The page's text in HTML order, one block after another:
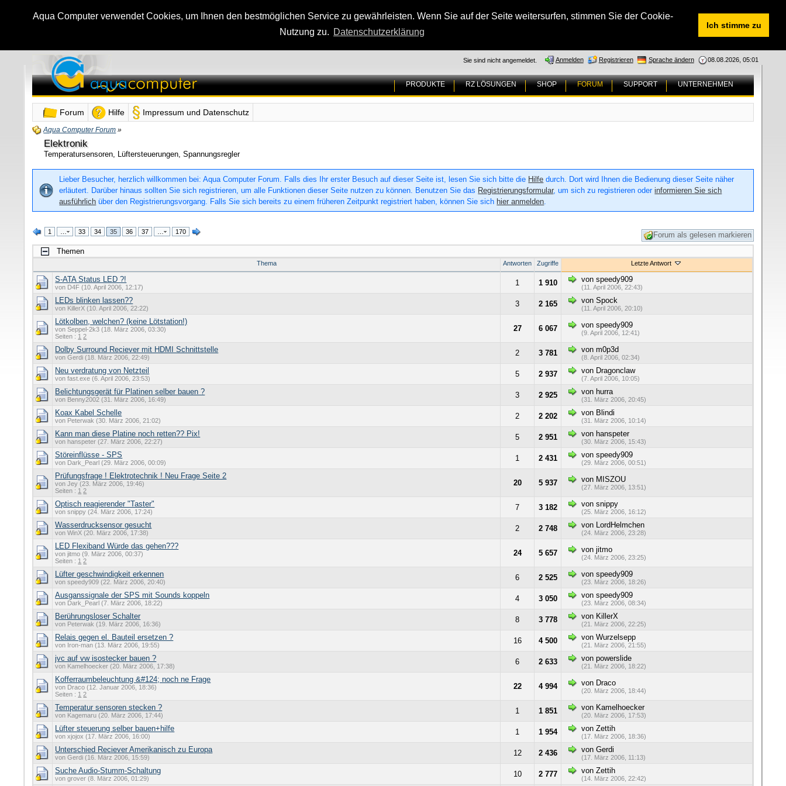
Aqua Computer verwendet Cookies, um Ihnen den bestmöglichen Service zu gewährleisten. Wenn Sie auf der Seite weitersurfen, stimmen Sie der Cookie-
Nutzung zu. Datenschutzerklärung
Ich stimme zu
08.08.2026, 05:01
Sprache ändern
Registrieren
Anmelden
Sie sind nicht angemeldet.
PRODUKTE RZ LÖSUNGEN SHOP FORUM SUPPORT UNTERNEHMEN
Forum Hilfe Impressum und Datenschutz
Aqua Computer Forum »
Elektronik
Temperatursensoren, Lüftersteuerungen, Spannungsregler
Lieber Besucher, herzlich willkommen bei: Aqua Computer Forum. Falls dies Ihr erster Besuch auf dieser Seite ist, lesen Sie sich bitte die Hilfe durch. Dort wird Ihnen die Bedienung dieser Seite näher
erläutert. Darüber hinaus sollten Sie sich registrieren, um alle Funktionen dieser Seite nutzen zu können. Benutzen Sie das Registrierungsformular, um sich zu registrieren oderinformieren Sie sich
ausführlich über den Registrierungsvorgang. Falls Sie sich bereits zu einem früheren Zeitpunkt registriert haben, können Sie sich hier anmelden.
1 … 33 34 35 36 37 … 170
Forum als gelesen markieren
Themen
Thema Antworten Zugriffe Letzte Antwort
S-ATA Status LED ?!
von D4F (10. April 2006, 12:17) 1 1 910 von speedy909
(11. April 2006, 22:43)
LEDs blinken lassen??
von KillerX (10. April 2006, 22:22) 3 2 165 von Spock
(11. April 2006, 20:10)
Lötkolben, welchen? (keine Lötstation!)
von Seppel-2k3 (18. März 2006, 03:30)
Seiten : 1 2
27 6 067 von speedy909
(9. April 2006, 12:41)
Dolby Surround Reciever mit HDMI Schnittstelle
von Gerdi (18. März 2006, 22:49) 2 3 781 von m0p3d
(8. April 2006, 02:34)
Neu verdratung von Netzteil
von fast.exe (6. April 2006, 23:53) 5 2 937 von Dragonclaw
(7. April 2006, 10:05)
Belichtungsgerät für Platinen selber bauen ?
von Benny2002 (31. März 2006, 16:49) 3 2 925 von hurra
(31. März 2006, 20:45)
Koax Kabel Schelle
von Peterwak (30. März 2006, 21:02) 2 2 202 von Blindi
(31. März 2006, 10:14)
Kann man diese Platine noch retten?? Pix!
von hanspeter (27. März 2006, 22:27) 5 2 951 von hanspeter
(30. März 2006, 15:43)
Störeinflüsse - SPS
von Dark_Pearl (29. März 2006, 00:09) 1 2 431 von speedy909
(29. März 2006, 00:51)
Prüfungsfrage ! Elektrotechnik ! Neu Frage Seite 2
von Jey (23. März 2006, 19:46)
Seiten : 1 2
20 5 937 von MISZOU
(27. März 2006, 13:51)
Optisch reagierender "Taster"
von snippy (24. März 2006, 17:24) 7 3 182 von snippy
(25. März 2006, 16:12)
Wasserdrucksensor gesucht
von WinX (20. März 2006, 17:38) 2 2 748 von LordHelmchen
(24. März 2006, 23:28)
LED Flexiband Würde das gehen???
von jitmo (9. März 2006, 00:37)
Seiten : 1 2
24 5 657 von jitmo
(24. März 2006, 23:25)
Lüfter geschwindigkeit erkennen
von speedy909 (22. März 2006, 20:40) 6 2 525 von speedy909
(23. März 2006, 18:26)
Ausganssignale der SPS mit Sounds koppeln
von Dark_Pearl (7. März 2006, 18:22) 4 3 050 von speedy909
(23. März 2006, 08:34)
Berührungsloser Schalter
von Peterwak (19. März 2006, 16:36) 8 3 778 von KillerX
(21. März 2006, 22:25)
Relais gegen el. Bauteil ersetzen ?
von Iron-man (13. März 2006, 19:55) 16 4 500 von Wurzelsepp
(21. März 2006, 21:55)
jvc auf vw isostecker bauen ?
von Kamelhoecker (20. März 2006, 17:38) 6 2 633 von powerslide
(21. März 2006, 18:22)
Kofferraumbeleuchtung &#124; noch ne Frage
von Draco (12. Januar 2006, 18:36)
Seiten : 1 2
22 4 994 von Draco
(20. März 2006, 18:44)
Temperatur sensoren stecken ?
von Kagemaru (20. März 2006, 17:44) 1 1 851 von Kamelhoecker
(20. März 2006, 17:53)
Lüfter steuerung selber bauen+hilfe
von xjojox (17. März 2006, 16:00) 1 1 954 von Zettih
(17. März 2006, 18:36)
Unterschied Reciever Amerikanisch zu Europa
von Gerdi (16. März 2006, 15:59) 12 2 436 von Gerdi
(17. März 2006, 11:13)
Suche Audio-Stumm-Schaltung
von grover (8. März 2006, 01:29) 10 2 777 von Zettih
(14. März 2006, 22:42)